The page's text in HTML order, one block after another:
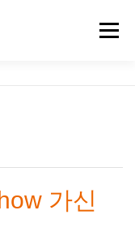
메뉴
가신